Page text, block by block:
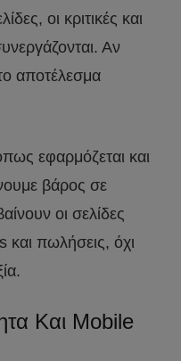
οι κριτικές και
Αν
αποτέλεσμα
εφαρμόζεται και
βάρος σε
οι σελίδες
πωλήσεις, όχι
Και Mobile